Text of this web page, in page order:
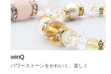
winQ
パワーストーンをかわいく、楽しく